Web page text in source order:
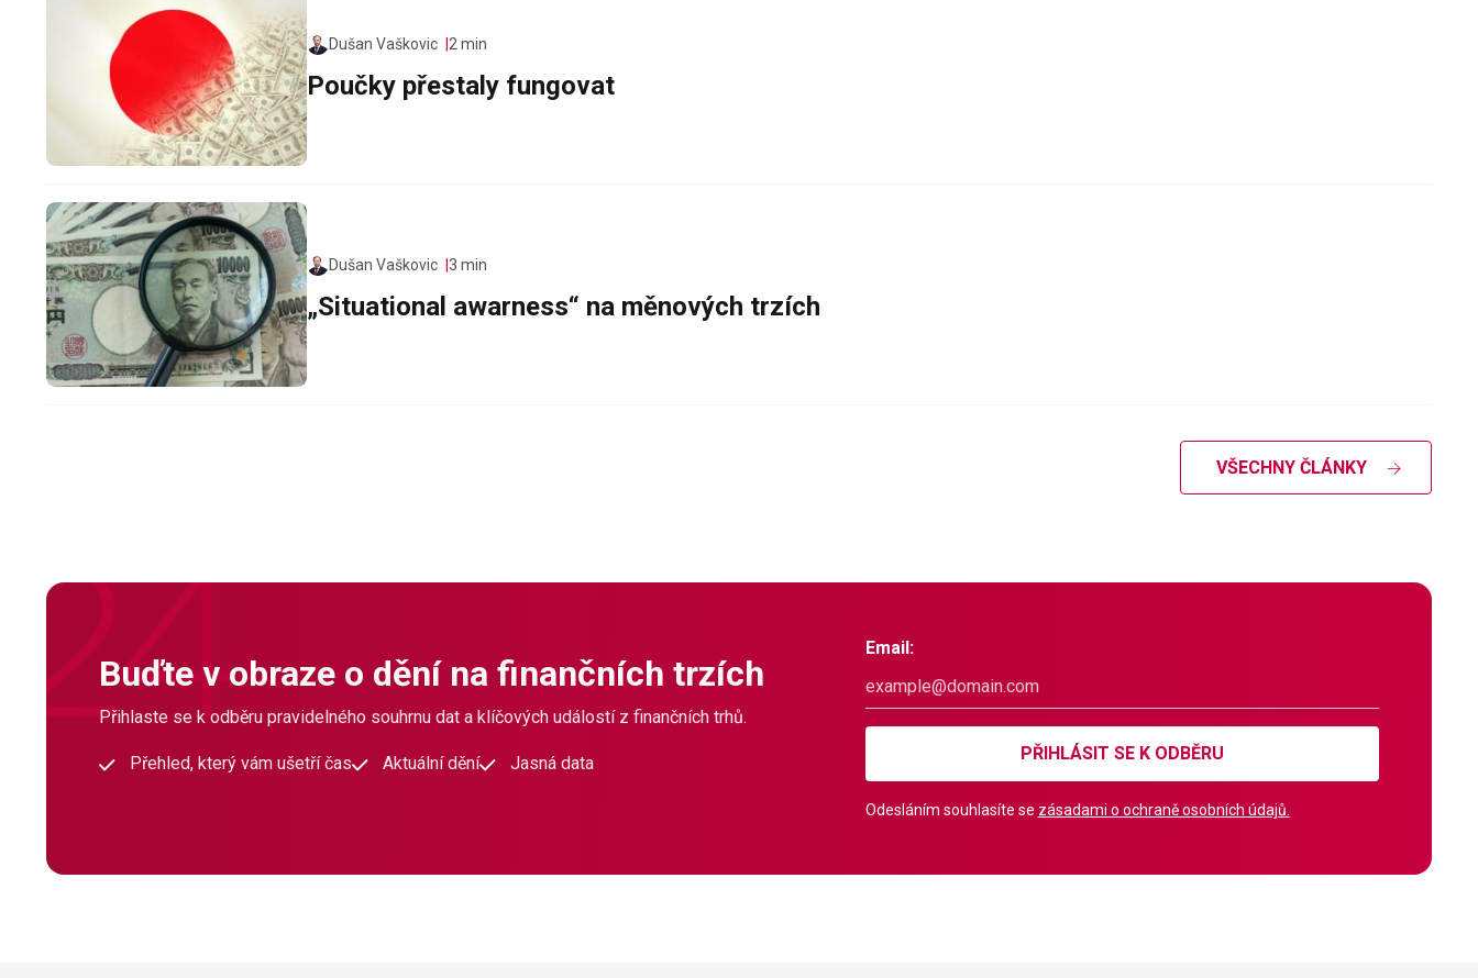
Dušan Vaškovic 2 min
Poučky přestaly fungovat
Dušan Vaškovic 3 min
„Situational awarness“ na měnových trzích
VŠECHNY ČLÁNKY
Buďte v obraze o dění na finančních trzích
Přihlaste se k odběru pravidelného souhrnu dat a klíčových událostí z finančních trhů.
Přehled, který vám ušetří čas Aktuální dění Jasná data
Email:
PŘIHLÁSIT SE K ODBĚRU
Odesláním souhlasíte se zásadami o ochraně osobních údajů.